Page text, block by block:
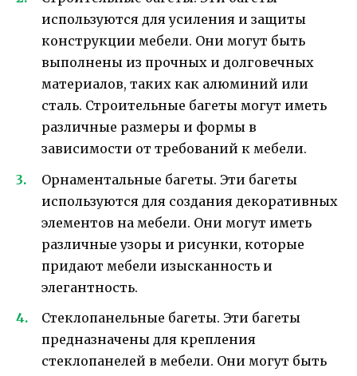
используются для усиления и защиты
конструкции мебели. Они могут быть
выполнены из прочных и долговечных
материалов, таких как алюминий или
сталь. Строительные багеты могут иметь
различные размеры и формы в
зависимости от требований к мебели.
Орнаментальные багеты. Эти багеты
используются для создания декоративных
элементов на мебели. Они могут иметь
различные узоры и рисунки, которые
придают мебели изысканность и
элегантность.
Стеклопанельные багеты. Эти багеты
предназначены для крепления
стеклопанелей в мебели. Они могут быть